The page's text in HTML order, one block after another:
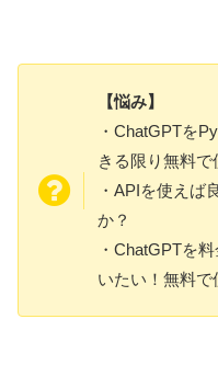
【悩み】
・ChatGPTを
きる限り無料で
・APIを使えば
か？
・ChatGPTを
いたい！無料で